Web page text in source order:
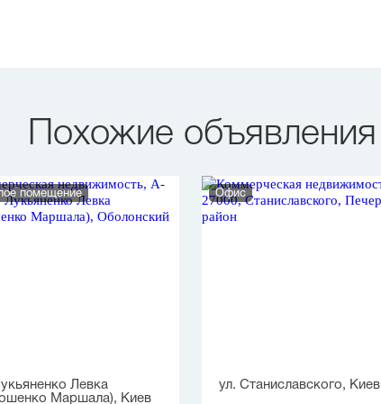
Похожие объявления
помещение
Левка
Маршала), Киев
Офис
ул. Станиславского, Киев